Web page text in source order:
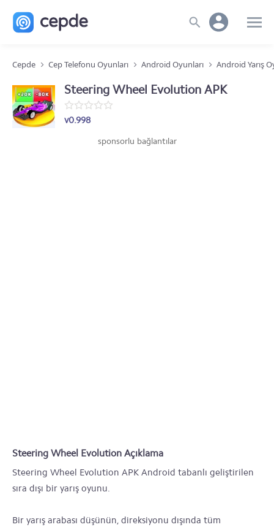
Cepde Cep Telefonu Oyunları Android Oyunları Android Yarış
Steering Wheel Evolution APK
v0.998
sponsorlu bağlantılar
Steering Wheel Evolution Açıklama
Steering Wheel Evolution APK Android tabanlı geliştirilen
sıra dışı bir yarış oyunu.
Bir yarış arabası düşünün, direksiyonu dışında tüm